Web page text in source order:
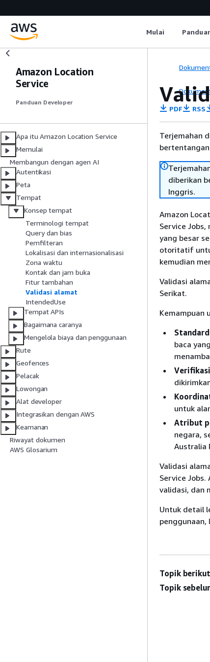
Mulai
Amazon Location
Service
Panduan Developer
Apa itu Amazon Location Service
Memulai
Membangun dengan agen AI
Autentikasi
Peta
Tempat
Konsep tempat
Terminologi tempat
Query dan bias
Pemfilteran
Lokalisasi dan internasionalisasi
Zona waktu
Kontak dan jam buka
Fitur tambahan
Validasi alamat
IntendedUse
Tempat APIs
Bagaimana caranya
Mengelola biaya dan penggunaan
Rute
Geofences
Pelacak
Lowongan
Alat developer
Integrasikan dengan AWS
Keamanan
Riwayat dokumen
AWS Glosarium
PDF RSS
Terjemahan
diberikan
Inggris.
Amazon
Service
yang besar
otoritatif
kemudian
Validasi
Serikat.
Kemampuan
baca
untuk
Atribut
negara,
Australia
Validasi
Service
validasi, dan
Untuk detail
penggunaan,
Topik
Topik